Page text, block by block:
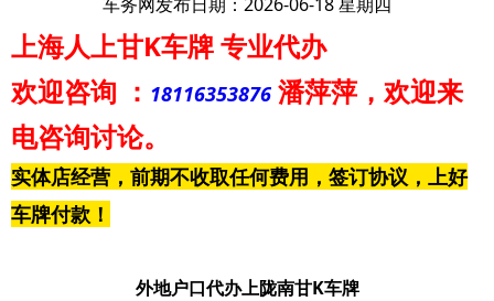
上海人上甘K车牌专业代办
欢迎咨询 ： 18116353876 潘萍萍 ，欢迎来
电咨询讨论。
实体店经营，前期不收取任何费用，签订协议，上好
车牌付款！
外地户口代办上陇南甘K车牌